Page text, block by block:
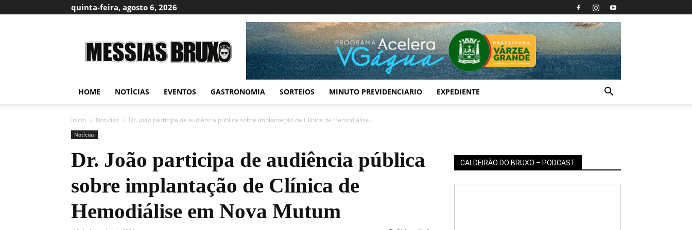
quinta-feira, agosto 6, 2026
Bruxo
HOME NOTÍCIAS EVENTOS GASTRONOMIA SORTEIOS MINUTO PREVIDENCIARIO EXPEDIENTE
Início Notícias Dr. João participa de audiência pública sobre implantação de Clínica de Hemodiálise...
Notícias
Dr. João participa de audiência pública
sobre implantação de Clínica de
Hemodiálise em Nova Mutum
CALDEIRÃO DO BRUXO – PODCAST